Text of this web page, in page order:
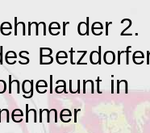
der 2.
in